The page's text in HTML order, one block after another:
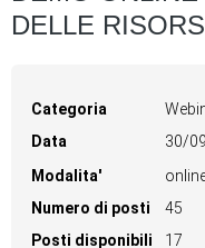
DELLE
Categoria
Data
30/
Modalita'
Numero di posti
45
Posti disponibili
17